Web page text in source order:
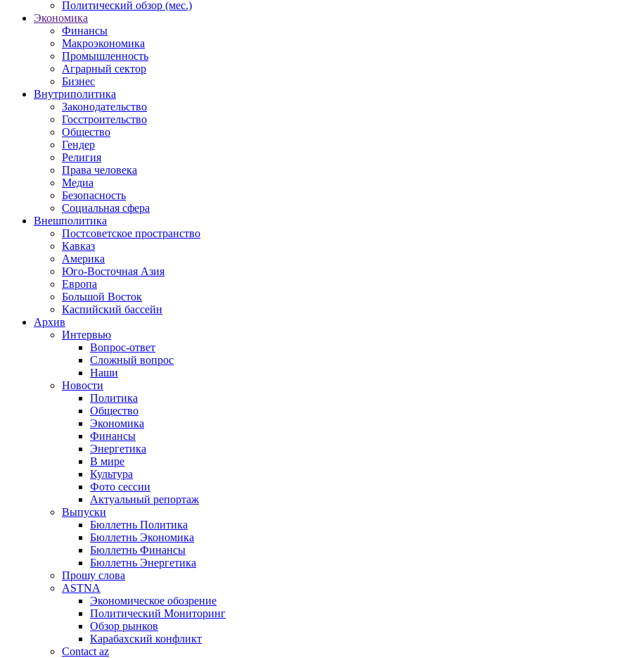
Политический обзор (мес.)
Экономика
Финансы
Макроэкономика
Промышленность
Аграрный сектор
Бизнес
Внутриполитика
Законодательство
Госстроительство
Общество
Гендер
Религия
Права человека
Медиа
Безопасность
Социальная сфера
Внешполитика
Постсоветское пространство
Кавказ
Америка
Юго-Восточная Азия
Европа
Большой Восток
Каспийский бассейн
Архив
Интервью
Вопрос-ответ
Сложный вопрос
Наши
Новости
Политика
Общество
Экономика
Финансы
Энергетика
В мире
Культура
Фото сессии
Актуальный репортаж
Выпуски
Бюллетнь Политика
Бюллетнь Экономика
Бюллетнь Финансы
Бюллетнь Энергетика
Прошу слова
ASTNA
Экономическое обозрение
Политический Мониторинг
Обзор рынков
Карабахский конфликт
Contact az